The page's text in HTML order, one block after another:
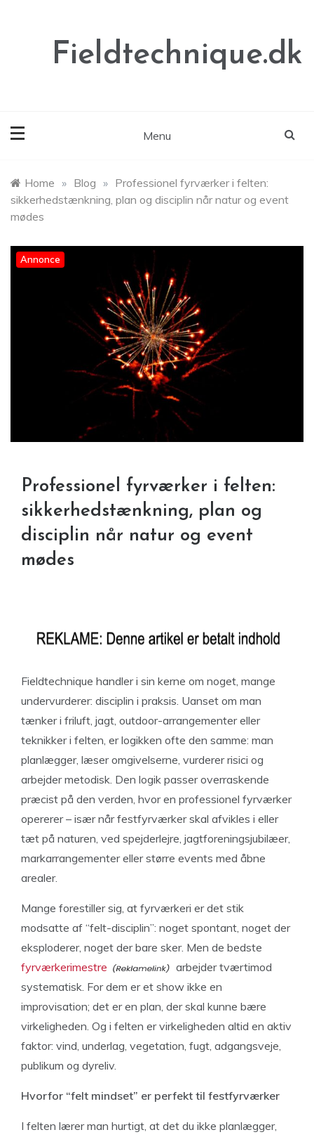
Fieldtechnique.dk
Menu
Home » Blog » Professionel fyrværker i felten:
sikkerhedstænkning, plan og disciplin når natur og event
mødes
Annonce
Professionel fyrværker i felten:
sikkerhedstænkning, plan og
disciplin når natur og event
mødes
Fieldtechnique handler i sin kerne om noget, mange
undervurderer: disciplin i praksis. Uanset om man
tænker i friluft, jagt, outdoor-arrangementer eller
teknikker i felten, er logikken ofte den samme: man
planlægger, læser omgivelserne, vurderer risici og
arbejder metodisk. Den logik passer overraskende
præcist på den verden, hvor en professionel fyrværker
opererer – især når festfyrværker skal afvikles i eller
tæt på naturen, ved spejderlejre, jagtforeningsjubilæer,
markarrangementer eller større events med åbne
arealer.
Mange forestiller sig, at fyrværkeri er det stik
modsatte af “felt-disciplin”: noget spontant, noget der
eksploderer, noget der bare sker. Men de bedste
fyrværkerimestre
arbejder tværtimod
systematisk. For dem er et show ikke en
improvisation; det er en plan, der skal kunne bære
virkeligheden. Og i felten er virkeligheden altid en aktiv
faktor: vind, underlag, vegetation, fugt, adgangsveje,
publikum og dyreliv.
Hvorfor “felt mindset” er perfekt til festfyrværker
I felten lærer man hurtigt, at det du ikke planlægger,